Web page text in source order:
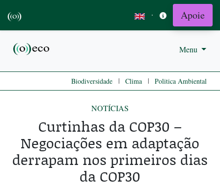
· Apoie
Menu
Biodiversidade | Clima | Politica Ambiental
NOTÍCIAS
Curtinhas da COP30 –
Negociações em adaptação
derrapam nos primeiros dias
da COP30